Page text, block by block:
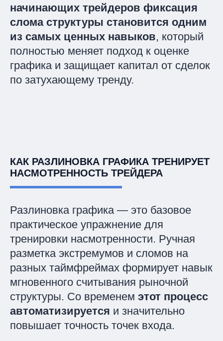
начинающих трейдеров фиксация
слома структуры становится одним
из самых ценных навыков, который
полностью меняет подход к оценке
графика и защищает капитал от сделок
по затухающему тренду.
КАК РАЗЛИНОВКА ГРАФИКА ТРЕНИРУЕТ
НАСМОТРЕННОСТЬ ТРЕЙДЕРА
Разлиновка графика — это базовое
практическое упражнение для
тренировки насмотренности. Ручная
разметка экстремумов и сломов на
разных таймфреймах формирует навык
мгновенного считывания рыночной
структуры. Со временем этот процесс
автоматизируется и значительно
повышает точность точек входа.